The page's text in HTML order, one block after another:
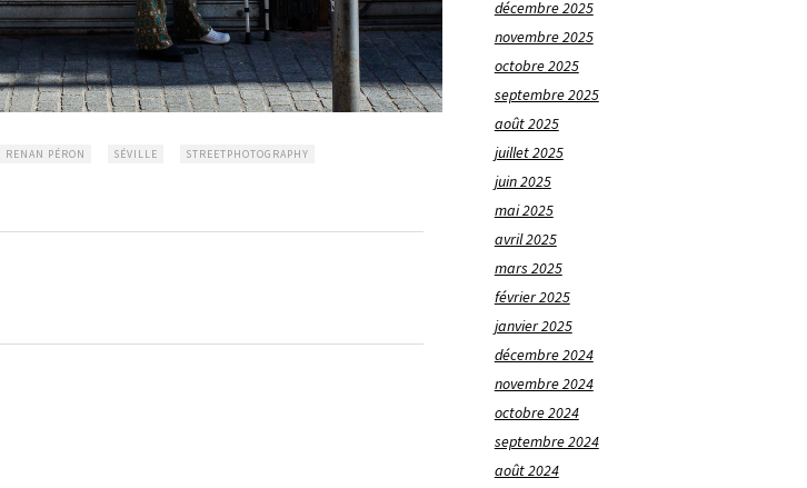
RENAN PÉRON SÉVILLE STREETPHOTOGRAPHY
décembre 2025
novembre 2025
octobre 2025
septembre 2025
août 2025
juillet 2025
juin 2025
mai 2025
avril 2025
mars 2025
février 2025
janvier 2025
décembre 2024
novembre 2024
octobre 2024
septembre 2024
août 2024